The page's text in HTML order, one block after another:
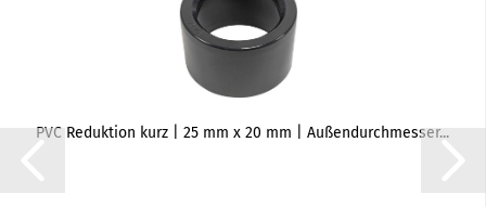
PVC Reduktion kurz | 25 mm x 20 mm | Außendurchmesser...